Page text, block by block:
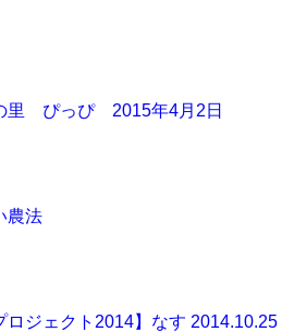
里 ぴっぴ 2015年4月2日
農法
ロジェクト2014】なす 2014.10.25